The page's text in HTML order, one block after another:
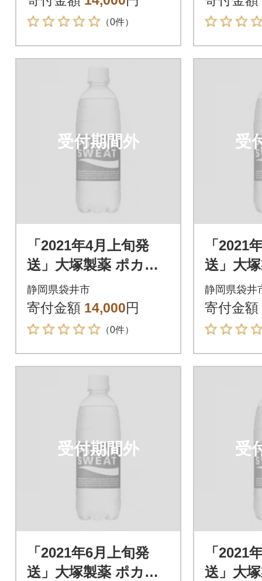
（0件）
受付期間外
「2021年4月上旬発
送」大塚製薬 ポカリ
スエット 500ml×24本
静岡県袋井市
寄付金額 14,000円
（0件）
受
「2021
送」大
スエッ
静岡県袋井
寄付金額
受付期間外
「2021年6月上旬発
送」大塚製薬 ポカリ
受
「2021
送」大